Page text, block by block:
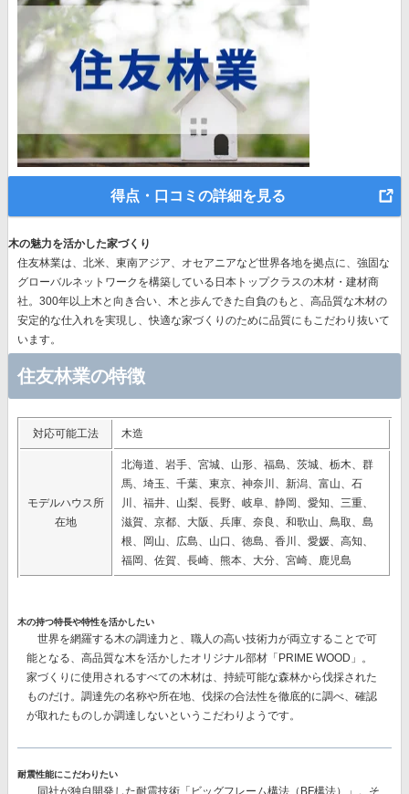
得点・口コミの詳細を見る
木の魅力を活かした家づくり
住友林業は、北米、東南アジア、オセアニアなど世界各地を拠点に、強固な
グローバルネットワークを構築している日本トップクラスの木材・建材商
社。300年以上木と向き合い、木と歩んできた自負のもと、高品質な木材の
安定的な仕入れを実現し、快適な家づくりのために品質にもこだわり抜いて
います。
住友林業の特徴
対応可能工法 木造
モデルハウス所
在地
北海道、岩手、宮城、山形、福島、茨城、栃木、群
馬、埼玉、千葉、東京、神奈川、新潟、富山、石
川、福井、山梨、長野、岐阜、静岡、愛知、三重、
滋賀、京都、大阪、兵庫、奈良、和歌山、鳥取、島
根、岡山、広島、山口、徳島、香川、愛媛、高知、
福岡、佐賀、長崎、熊本、大分、宮崎、鹿児島
木の持つ特長や特性を活かしたい
世界を網羅する木の調達力と、職人の高い技術力が両立することで可
能となる、高品質な木を活かしたオリジナル部材 「PRIME WOOD」。
家づくりに使用されるすべての木材は、持続可能な森林から伐採された
ものだけ。調達先の名称や所在地、伐採の合法性を徹底的に調べ、確認
が取れたものしか調達しないというこだわりようです。
耐震性能にこだわりたい
同社が独自開発した耐震技術 「ビッグフレーム構法（BF構法）」。 そ